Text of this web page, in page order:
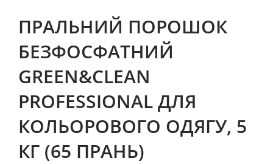
ПРАЛЬНИЙ ПОРОШОК
БЕЗФОСФАТНИЙ
GREEN&CLEAN
PROFESSIONAL ДЛЯ
КОЛЬОРОВОГО ОДЯГУ, 5
КГ (65 ПРАНЬ)